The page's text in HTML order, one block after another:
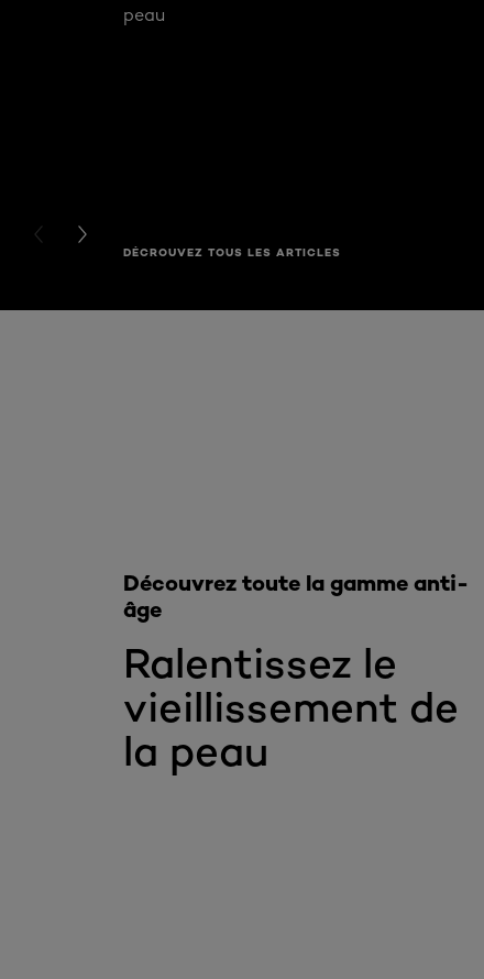
peau
PREVIOUS CARD
NEXT CARD
DÉCROUVEZ TOUS LES ARTICLES
Ralentissez le
vieillissement de
la peau
Découvrez toute la gamme anti-
âge